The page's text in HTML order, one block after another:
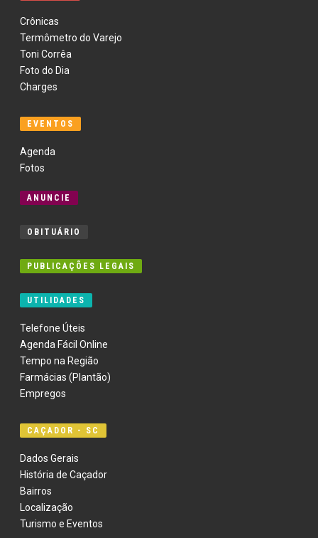
Crônicas
Termômetro do Varejo
Toni Corrêa
Foto do Dia
Charges
EVENTOS
Agenda
Fotos
ANUNCIE
OBITUÁRIO
PUBLICAÇÕES LEGAIS
UTILIDADES
Telefone Úteis
Agenda Fácil Online
Tempo na Região
Farmácias (Plantão)
Empregos
CAÇADOR - SC
Dados Gerais
História de Caçador
Bairros
Localização
Turismo e Eventos